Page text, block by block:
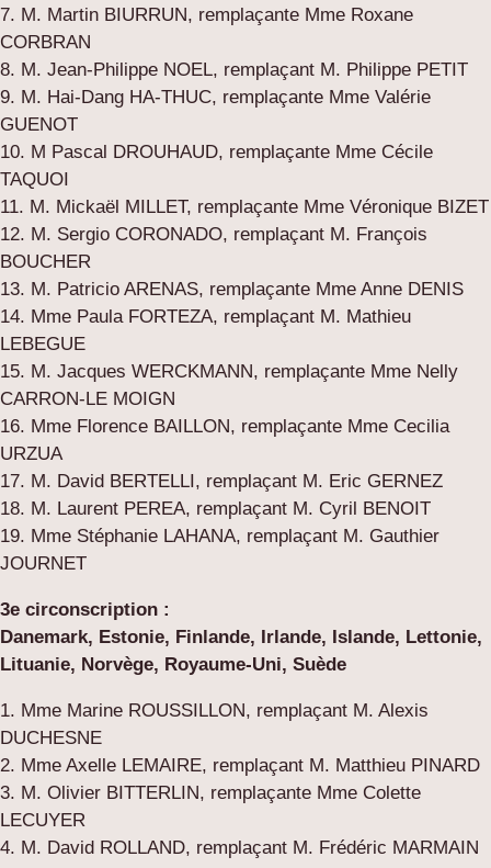
7. M. Martin BIURRUN, remplaçante Mme Roxane
CORBRAN
8. M. Jean-Philippe NOEL, remplaçant M. Philippe PETIT
9. M. Hai-Dang HA-THUC, remplaçante Mme Valérie
GUENOT
10. M Pascal DROUHAUD, remplaçante Mme Cécile
TAQUOI
11. M. Mickaël MILLET, remplaçante Mme Véronique BIZET
12. M. Sergio CORONADO, remplaçant M. François
BOUCHER
13. M. Patricio ARENAS, remplaçante Mme Anne DENIS
14. Mme Paula FORTEZA, remplaçant M. Mathieu
LEBEGUE
15. M. Jacques WERCKMANN, remplaçante Mme Nelly
CARRON-LE MOIGN
16. Mme Florence BAILLON, remplaçante Mme Cecilia
URZUA
17. M. David BERTELLI, remplaçant M. Eric GERNEZ
18. M. Laurent PEREA, remplaçant M. Cyril BENOIT
19. Mme Stéphanie LAHANA, remplaçant M. Gauthier
JOURNET
3e circonscription :
Danemark, Estonie, Finlande, Irlande, Islande, Lettonie,
Lituanie, Norvège, Royaume-Uni, Suède
1. Mme Marine ROUSSILLON, remplaçant M. Alexis
DUCHESNE
2. Mme Axelle LEMAIRE, remplaçant M. Matthieu PINARD
3. M. Olivier BITTERLIN, remplaçante Mme Colette
LECUYER
4. M. David ROLLAND, remplaçant M. Frédéric MARMAIN